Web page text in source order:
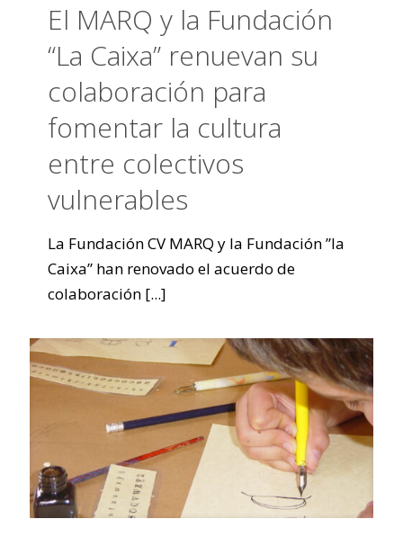
El MARQ y la Fundación
“La Caixa” renuevan su
colaboración para
fomentar la cultura
entre colectivos
vulnerables
La Fundación CV MARQ y la Fundación ”la
Caixa” han renovado el acuerdo de
colaboración [...]